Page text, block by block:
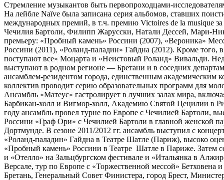
Стремление музыкантов быть первопроходцами-
На лейбле Naïve была записана серия альбомов, ставших
международных премий, в т.ч. премию Victoires de la musique
Чечилия Бартоли, Филипп Жарусски, Натали Дессей, Мари-
премьеру: «Пробный камень» Россини (2007), «Вероника»
Россини (2011), «Роланд-паладин» Гайдна (2012). Кроме
поступают все» Моцарта и «Неистовый Роланд» Вивальди.
выступают в родном регионе — Бретани и в соседних
ансамблем-резидентом города, единственным
коллектив проводит серию образовательных программ для
Ансамбль «Матеус» гастролирует в лучших залах мира,
Барбикан-холл и Вигмор-холл, Академию Святой Цецилии в
году ансамбль провел турне по Европе с Чечилией Бартоли,
Россини «Граф Ори» с Чечилией Бартоли в главной женской
Дортмунде. В сезоне 2011/2012 гг. ансамбль выступил с
«Роланд-паладин» Гайдна в Театре Шатле (Париж), высоко
«Пробный камень» Россини в Театре Шатле в Париже. Затем
и «Отелло» на Зальцбургском фестивале и «Итальянка в
Версале, тур по Европе с «Торжественной мессой»
Бретань, Генеральный Совет Финистера, город Брест,